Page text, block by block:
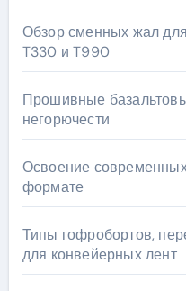
Обзор сменных жал
T330 и T990
Прошивные
негорючести
Освоение
формате
Типы гофробортов,
для конвейерных лент